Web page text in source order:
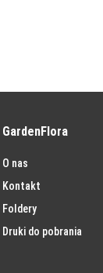
GardenFlora
O nas
Kontakt
Foldery
Druki do pobrania